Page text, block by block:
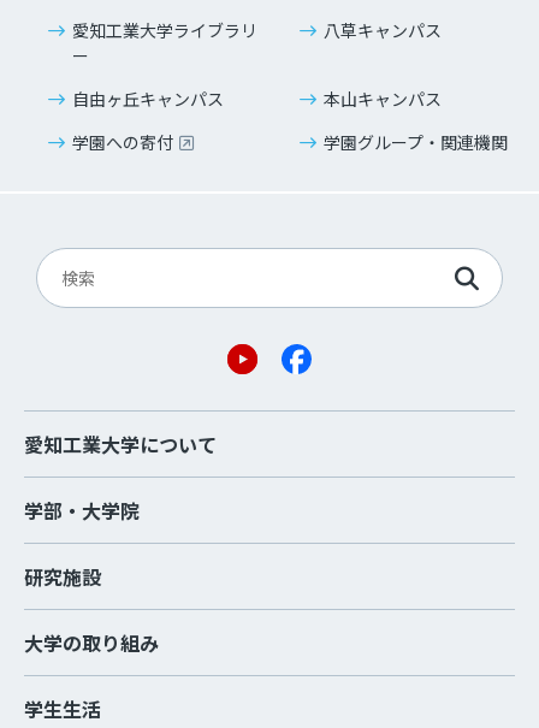
愛知工業大学ライブラリ
ー
八草キャンパス
自由ヶ丘キャンパス
本山キャンパス
学園への寄付
学園グループ・関連機関
愛知工業大学について
学部・大学院
研究施設
大学の取り組み
学生生活